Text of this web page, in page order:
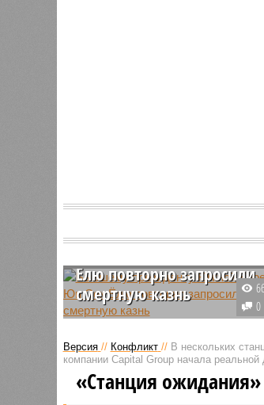
Бывшему президенту
Ёлю повторно запросили
смертную казнь
Сегодня стало известно, что
вновь выступила с требованием
о применении высшей меры
наказания в отношении экс-
0
Версия // Конфликт // В нескольких
компании Capital Group начала реальной
«Станция